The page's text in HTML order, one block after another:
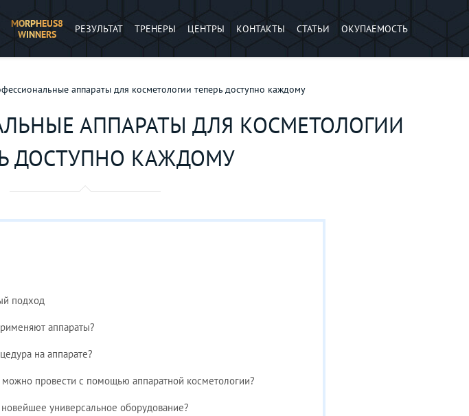
MORPHEUS8
WINNERS
РЕЗУЛЬТАТ ТРЕНЕРЫ ЦЕНТРЫ КОНТАКТЫ СТАТЬИ ОКУПАЕМОСТЬ
аппараты для косметологии теперь доступно каждому
АППАРАТЫ ДЛЯ КОСМЕТОЛОГИИ
ДОСТУПНО КАЖДОМУ
подход
аппараты?
на аппарате?
провести с помощью аппаратной косметологии?
универсальное оборудование?